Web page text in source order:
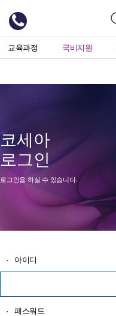
교육과정 국비지원
코세아
로그인
로그인을 하실 수 있습니다.
· 아이디
· 패스워드